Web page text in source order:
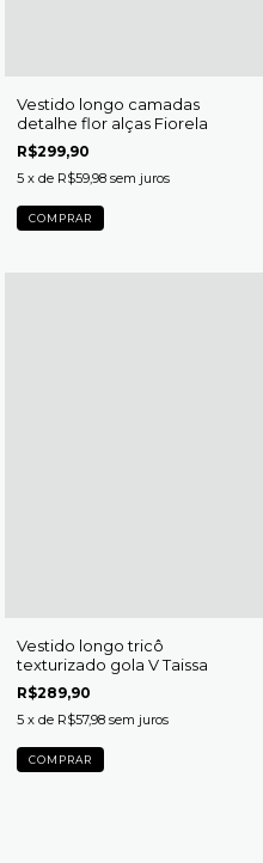
Vestido longo camadas
detalhe flor alças Fiorela
R$299,90
5 x de R$59,98 sem juros
COMPRAR
Vestido longo tricô
texturizado gola V Taissa
R$289,90
5 x de R$57,98 sem juros
COMPRAR